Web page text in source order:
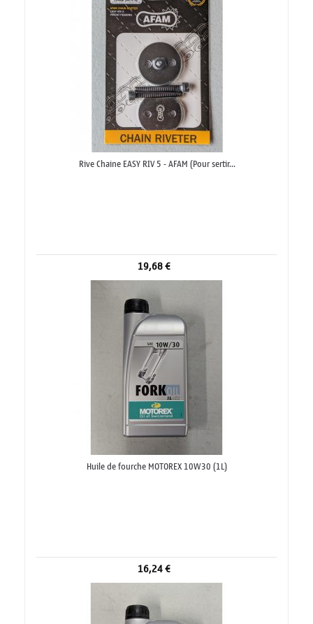
Rive Chaine EASY RIV 5 - AFAM (Pour sertir...
19,68 €
Huile de fourche MOTOREX 10W30 (1L)
16,24 €